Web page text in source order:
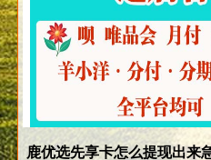
鹿优选先享卡怎么提现出来